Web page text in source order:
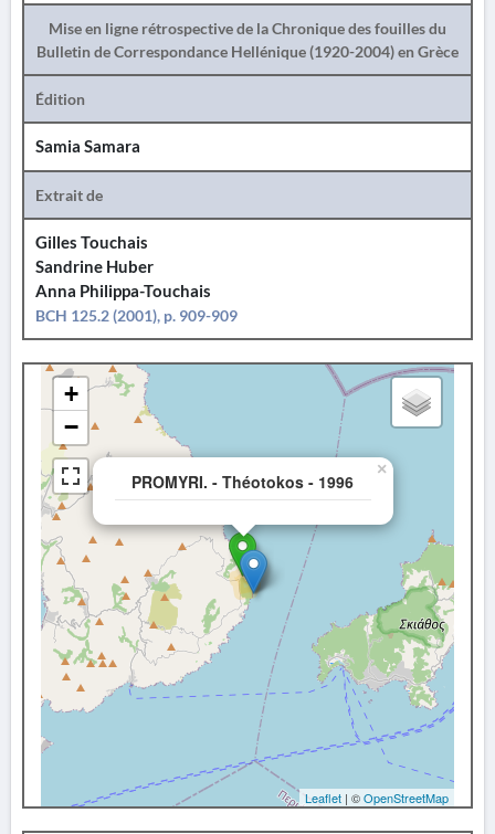
Mise en ligne rétrospective de la Chronique des fouilles du
Bulletin de Correspondance Hellénique (1920-2004) en Grèce
Édition
Samia Samara
Extrait de
Gilles Touchais
Sandrine Huber
Anna Philippa-Touchais
BCH 125.2 (2001), p. 909-909
PROMYRI. - Théotokos - 1996
×
+
−
Leaflet | ©OpenStreetMap